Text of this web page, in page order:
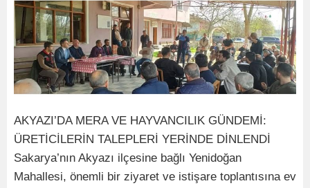
AKYAZI’DA MERA VE HAYVANCILIK GÜNDEMİ:
ÜRETİCİLERİN TALEPLERİ YERİNDE DİNLENDİ
Sakarya’nın Akyazı ilçesine bağlı Yenidoğan
Mahallesi, önemli bir ziyaret ve istişare toplantısına ev